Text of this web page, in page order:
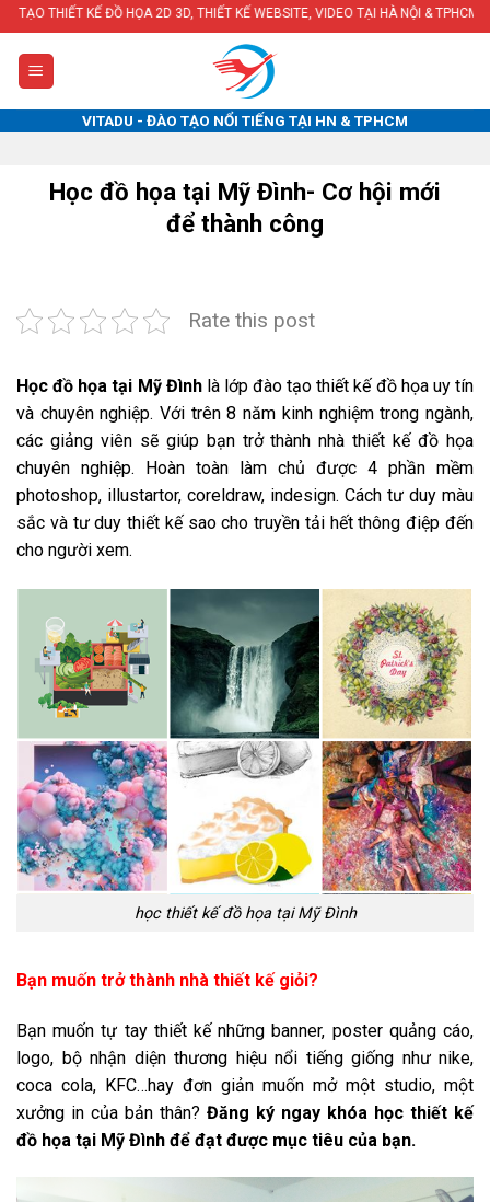
Skip
to
content
ĐỒ HỌA 2D 3D, THIẾT KẾ WEBSITE, VIDEO TẠI HÀ NỘI & TPHCM
VITADU - ĐÀO TẠO NỔI TIẾNG TẠI HN & TPHCM
Học đồ họa tại Mỹ Đình- Cơ hội mới
để thành công
Rate this post
Học đồ họa tại Mỹ Đìnhlà lớp đào tạo thiết kế đồ họa uy tín
và chuyên nghiệp. Với trên 8 năm kinh nghiệm trong ngành,
các giảng viên sẽ giúp bạn trở thành nhà thiết kế đồ họa
chuyên nghiệp. Hoàn toàn làm chủ được 4 phần mềm
photoshop, illustartor, coreldraw, indesign. Cách tư duy màu
sắc và tư duy thiết kế sao cho truyền tải hết thông điệp đến
cho người xem.
học thiết kế đồ họa tại Mỹ Đình
Bạn muốn trở thành nhà thiết kế giỏi?
Bạn muốn tự tay thiết kế những banner, poster quảng cáo,
logo, bộ nhận diện thương hiệu nổi tiếng giống như nike,
coca cola, KFC…hay đơn giản muốn mở một studio, một
xưởng in của bản thân? Đăng ký ngay khóa học thiết kế
đồ họa tại Mỹ Đình để đạt được mục tiêu của bạn.